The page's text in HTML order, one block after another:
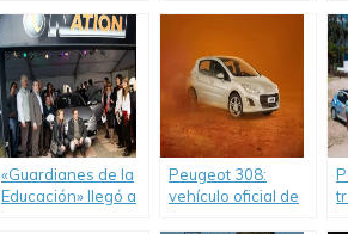
vehículo en Jujuy
«Guardianes de la
Educación» llegó a
Peugeot 308:
vehículo oficial de